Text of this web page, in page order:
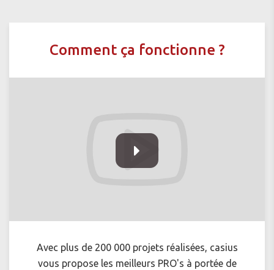
Comment ça fonctionne ?
Avec plus de 200 000 projets réalisées, casius
vous propose les meilleurs PRO's à portée de